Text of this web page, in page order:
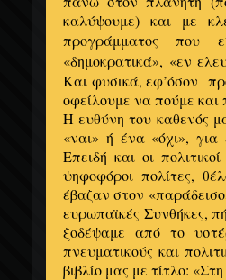
καλύψουμε) και με
προγράμματος που
«δημοκρατικά», «εν
Και φυσικά, εφ’όσον
οφείλουμε να πούμε και
Η ευθύνη του καθενός
«ναι» ή ένα «όχι»,
Επειδή και οι
ψηφοφόροι πολίτες,
έβαζαν στον
ευρωπαϊκές Συνθήκες,
ξοδέψαμε από το
πνευματικούς και
βιβλίο μας με τίτλο: